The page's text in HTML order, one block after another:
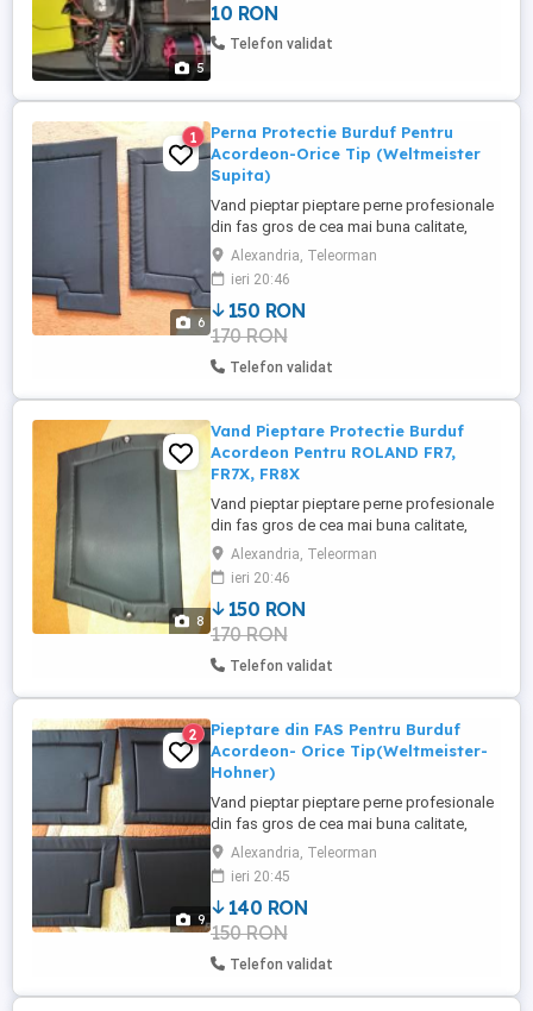
5
10 RON
Telefon validat
6
1
Perna Protectie Burduf Pentru
Acordeon-Orice Tip (Weltmeister
Supita)
Vand pieptar pieptare perne profesionale
din fas gros de cea mai buna calitate,
material - tesatura de provenienta
turceasca renumita pentru calitatea foarte
buna, dedicate pentru protectie burduf
acordeon, rezistente la transpiratie, care
protejeaza totodata burduful
instrumentului de lovituri, ...
Alexandria, Teleorman
ieri 20:46
150 RON
170 RON
Telefon validat
8
Vand Pieptare Protectie Burduf
Acordeon Pentru ROLAND FR7,
FR7X, FR8X
Vand pieptar pieptare perne profesionale
din fas gros de cea mai buna calitate,
material - tesatura de provenienta
turceasca renumita pentru calitatea foarte
buna, dedicate pentru protectie burduf
acordeon, rezistente la transpiratie, care
protejeaza totodata burduful
instrumentului de lovituri, ...
Alexandria, Teleorman
ieri 20:46
150 RON
170 RON
Telefon validat
9
2
Pieptare din FAS Pentru Burduf
Acordeon- Orice Tip(Weltmeister-
Hohner)
Vand pieptar pieptare perne profesionale
din fas gros de cea mai buna calitate,
material - tesatura de provenienta
turceasca renumita pentru calitatea foarte
buna, dedicate pentru protectie burduf
acordeon, rezistente la transpiratie, care
protejeaza totodata burduful
instrumentului de lovituri, ...
Alexandria, Teleorman
ieri 20:45
140 RON
150 RON
Telefon validat